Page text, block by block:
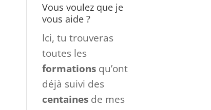
Vous voulez que je
vous aide ?
Ici, tu trouveras
toutes les
formations qu’ont
déjà suivi des
centaines de mes